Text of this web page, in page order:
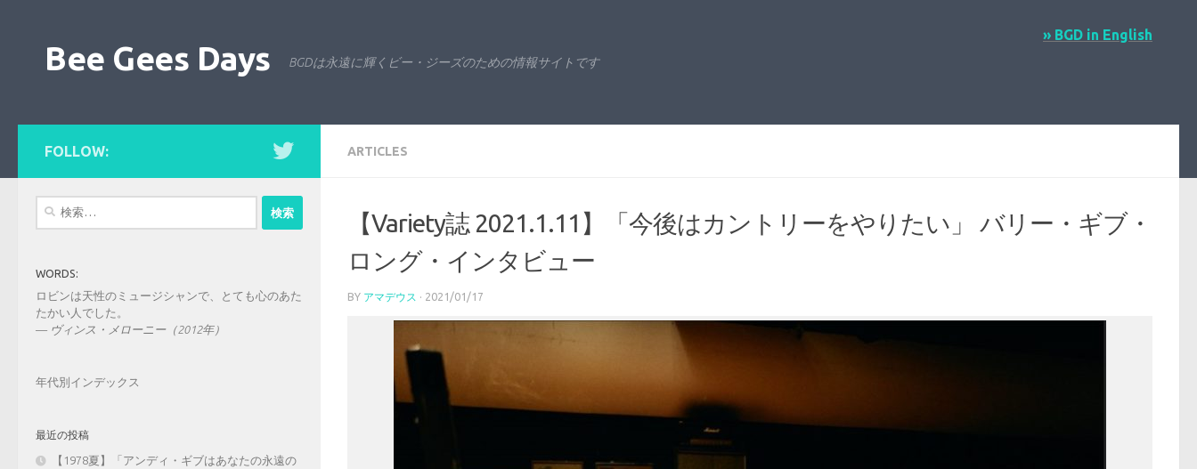
Bee Gees Days BGDは永遠に輝くビー・ジーズのための情報サイトです
» BGD in English
ARTICLES
【Variety誌 2021.1.11】「今後はカントリーをやりたい」 バリー・ギブ・
ロング・インタビュー
BY アマデウス · 2021/01/17
FOLLOW:
WORDS:
ロビンは天性のミュージシャンで、とても心のあた
たかい人でした。
— ヴィンス・メローニー（2012年）
年代別インデックス
最近の投稿
【1978夏】「アンディ・ギブはあなたの永遠の